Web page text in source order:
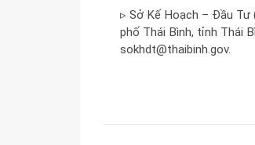
▹ Sở Kế Hoạch – Đầu
phố Thái Bình, tỉnh Thái
sokhdt@thaibinh.gov.